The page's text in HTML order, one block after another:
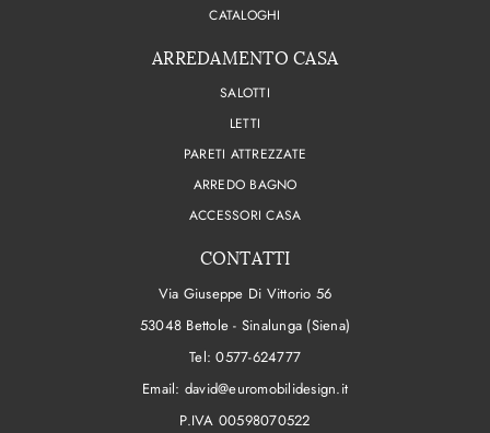
CATALOGHI
ARREDAMENTO CASA
SALOTTI
LETTI
PARETI ATTREZZATE
ARREDO BAGNO
ACCESSORI CASA
CONTATTI
Via Giuseppe Di Vittorio 56
53048 Bettole - Sinalunga (Siena)
Tel:0577-624777
Email: david@euromobilidesign.it
P.IVA 00598070522